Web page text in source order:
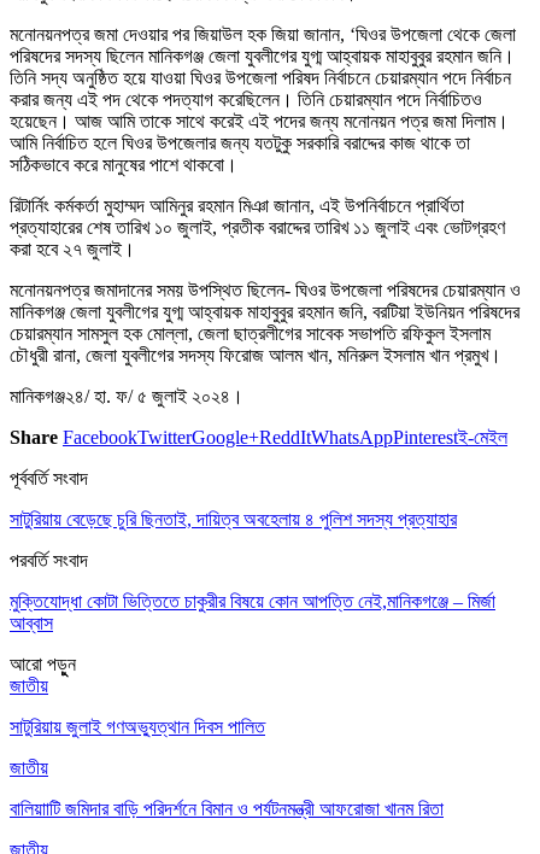
মনোনয়নপত্র জমা দেওয়ার পর জিয়াউল হক জিয়া জানান, ‘ঘিওর উপজেলা থেকে জেলা
পরিষদের সদস্য ছিলেন মানিকগঞ্জ জেলা যুবলীগের যুগ্ম আহ্বায়ক মাহাবুবুর রহমান জনি।
তিনি সদ্য অনুষ্ঠিত হয়ে যাওয়া ঘিওর উপজেলা পরিষদ নির্বাচনে চেয়ারম্যান পদে নির্বাচন
করার জন্য এই পদ থেকে পদত্যাগ করেছিলেন। তিনি চেয়ারম্যান পদে নির্বাচিতও
হয়েছেন। আজ আমি তাকে সাথে করেই এই পদের জন্য মনোনয়ন পত্র জমা দিলাম।
আমি নির্বাচিত হলে ঘিওর উপজেলার জন্য যতটুকু সরকারি বরাদ্দের কাজ থাকে তা
সঠিকভাবে করে মানুষের পাশে থাকবো।
রিটার্নিং কর্মকর্তা মুহাম্মদ আমিনুর রহমান মিঞা জানান, এই উপনির্বাচনে প্রার্থিতা
প্রত্যাহারের শেষ তারিখ ১০ জুলাই, প্রতীক বরাদ্দের তারিখ ১১ জুলাই এবং ভোটগ্রহণ
করা হবে ২৭ জুলাই।
মনোনয়নপত্র জমাদানের সময় উপস্থিত ছিলেন- ঘিওর উপজেলা পরিষদের চেয়ারম্যান ও
মানিকগঞ্জ জেলা যুবলীগের যুগ্ম আহ্বায়ক মাহাবুবুর রহমান জনি, বরটিয়া ইউনিয়ন পরিষদের
চেয়ারম্যান সামসুল হক মোল্লা, জেলা ছাত্রলীগের সাবেক সভাপতি রফিকুল ইসলাম
চৌধুরী রানা, জেলা যুবলীগের সদস্য ফিরোজ আলম খান, মনিরুল ইসলাম খান প্রমুখ।
মানিকগঞ্জ২৪/ হা. ফ/ ৫ জুলাই ২০২৪।
Share FacebookTwitterGoogle+ReddItWhatsAppPinterestই-মেইল
পূর্ববর্তি সংবাদ
সাটুরিয়ায় বেড়েছে চুরি ছিনতাই, দায়িত্ব অবহেলায় ৪ পুলিশ সদস্য প্রত্যাহার
পরবর্তি সংবাদ
মুক্তিযোদ্ধা কোটা ভিত্তিতে চাকুরীর বিষয়ে কোন আপত্তি নেই,মানিকগঞ্জে – মির্জা
আব্বাস
আরো পড়ুুন
জাতীয়
সাটুরিয়ায় জুলাই গণঅভ্যুত্থান দিবস পালিত
জাতীয়
বালিয়াাটি জমিদার বাড়ি পরিদর্শনে বিমান ও পর্যটনমন্ত্রী আফরোজা খানম রিতা
জাতীয়